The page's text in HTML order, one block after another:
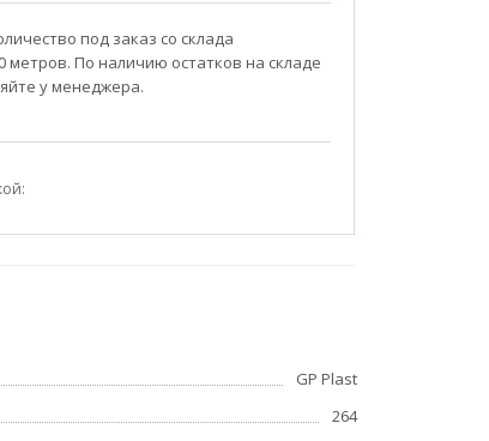
под заказ со склада
метров. По наличию остатков на складе
у менеджера.
GP Plast
264